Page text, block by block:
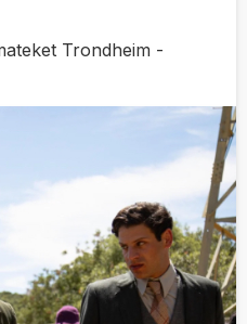
Trondheim -